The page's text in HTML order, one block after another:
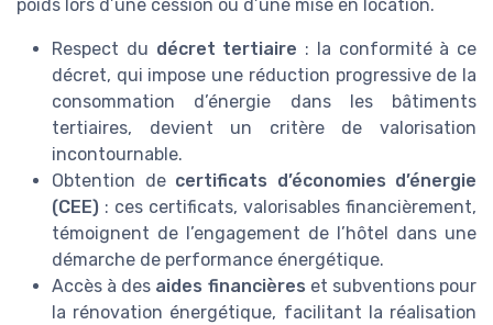
poids lors d’une cession ou d’une mise en location.
Respect du décret tertiaire : la conformité à ce
décret, qui impose une réduction progressive de la
consommation d’énergie dans les bâtiments
tertiaires, devient un critère de valorisation
incontournable.
Obtention de certificats d’économies d’énergie
(CEE) : ces certificats, valorisables financièrement,
témoignent de l’engagement de l’hôtel dans une
démarche de performance énergétique.
Accès à des aides financières et subventions pour
la rénovation énergétique, facilitant la réalisation